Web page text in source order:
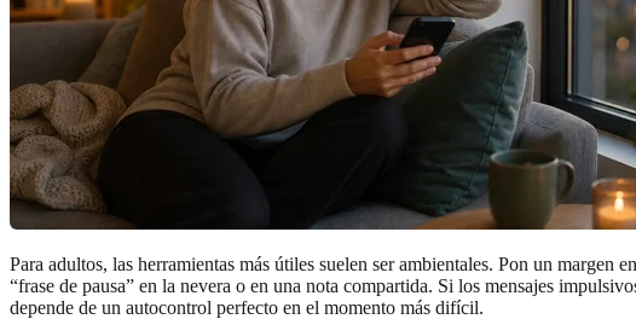
Para adultos, las herramientas más útiles suelen ser ambientales. Pon un margen
“frase de pausa” en la nevera o en una nota compartida. Si los mensajes
depende de un autocontrol perfecto en el momento más difícil.